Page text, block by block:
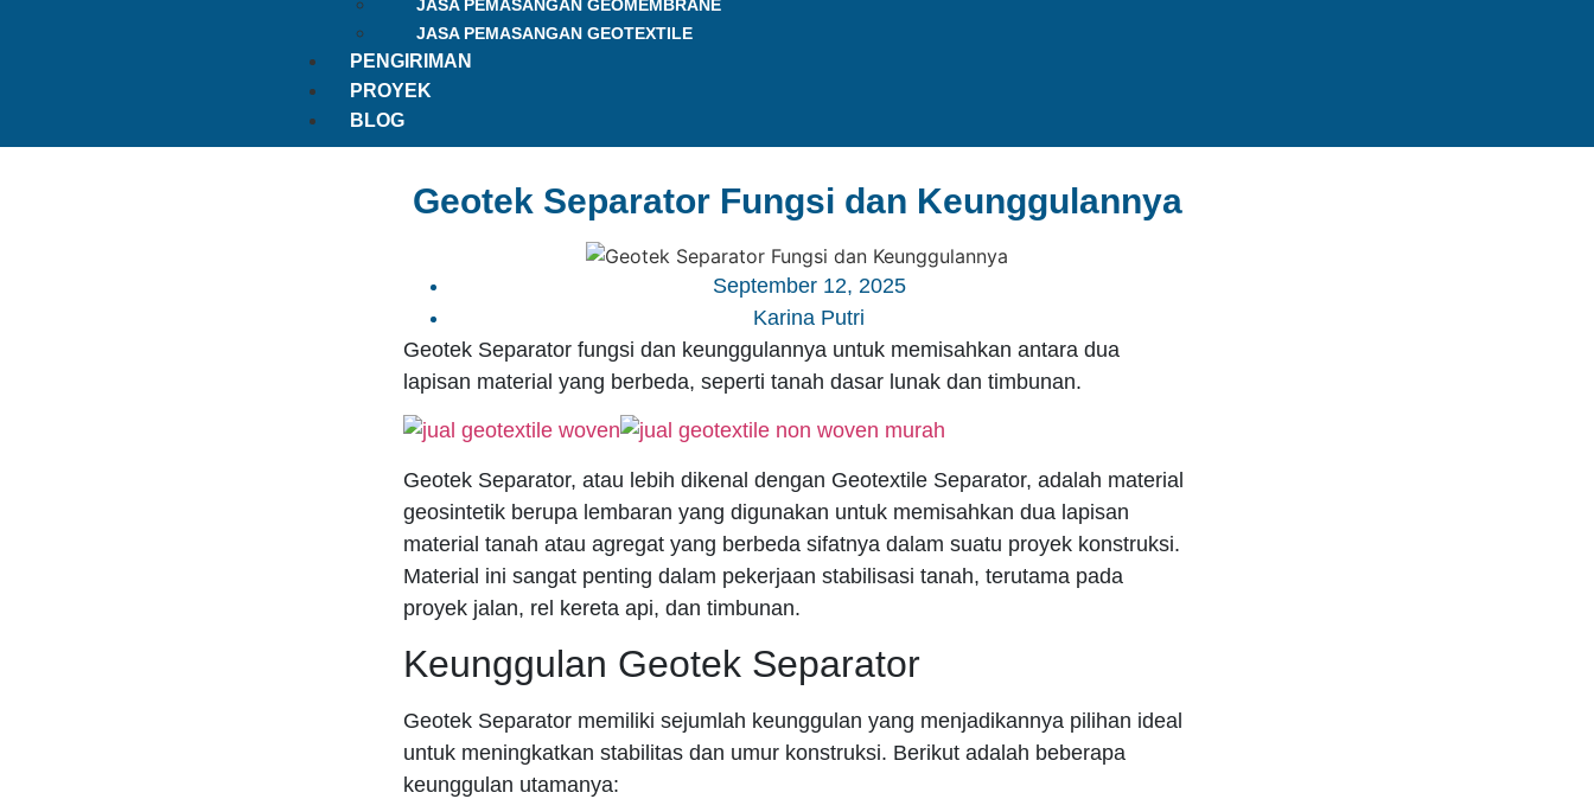
JASA PEMASANGAN GEOMEMBRANE
JASA PEMASANGAN GEOTEXTILE
PENGIRIMAN
PROYEK
BLOG
Geotek Separator Fungsi dan Keunggulannya
September 12, 2025
Karina Putri
Geotek Separator fungsi dan keunggulannya untuk memisahkan antara dua
lapisan material yang berbeda, seperti tanah dasar lunak dan timbunan.
Geotek Separator, atau lebih dikenal dengan Geotextile Separator, adalah material
geosintetik berupa lembaran yang digunakan untuk memisahkan dua lapisan
material tanah atau agregat yang berbeda sifatnya dalam suatu proyek konstruksi.
Material ini sangat penting dalam pekerjaan stabilisasi tanah, terutama pada
proyek jalan, rel kereta api, dan timbunan.
Keunggulan Geotek Separator
Geotek Separator memiliki sejumlah keunggulan yang menjadikannya pilihan ideal
untuk meningkatkan stabilitas dan umur konstruksi. Berikut adalah beberapa
keunggulan utamanya: